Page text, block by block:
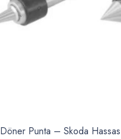
Döner Punta – Skoda